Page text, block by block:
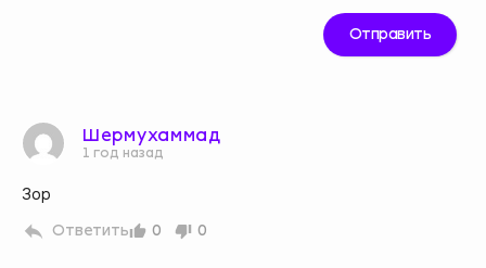
Шермухаммад
1 год назад
Зор
0 0
Ответить